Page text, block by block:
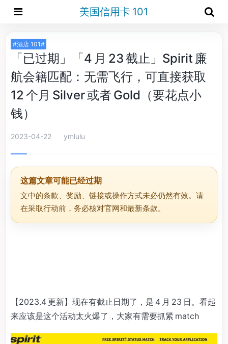
美国信用卡 101
#酒店 101#
「已过期」「4 月 23 截止」Spirit 廉
航会籍匹配：无需飞行，可直接获取
12 个月 Silver 或者 Gold（要花点小
钱）
2023-04-22 ymlulu
这篇文章可能已经过期
文中的条款、奖励、链接或操作方式未必仍然有效。请
在采取行动前，务必核对官网和最新条款。
【2023.4 更新】现在有截止日期了，是 4 月 23 日。看起
来应该是这个活动太火爆了，大家有需要抓紧 match